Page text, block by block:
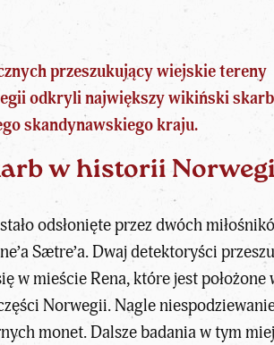
przeszukujący wiejskie tereny
odkryli największywikiński
skandynawskiego kraju.
w historii
odsłonięte przez dwóch
Sætre’a. Dwaj detektoryści
w mieście Rena, które jest położone
Norwegii. Nagle
monet. Dalsze badania w tym